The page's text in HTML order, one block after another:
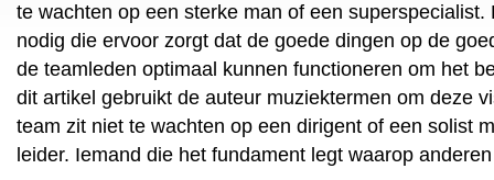
te wachten op een sterke man of een superspecialist.
nodig die ervoor zorgt dat de goede dingen op de
de teamleden optimaal kunnen functioneren om het
dit artikel gebruikt de auteur muziektermen om deze
team zit niet te wachten op een dirigent of een solist
leider. Iemand die het fundament legt waarop